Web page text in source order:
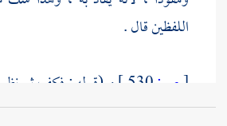
اللفظين قال .
[ص:
و (قوله : فكف ثم نظر
: لقد وفق ، أو لقد هدي " ) يعني :